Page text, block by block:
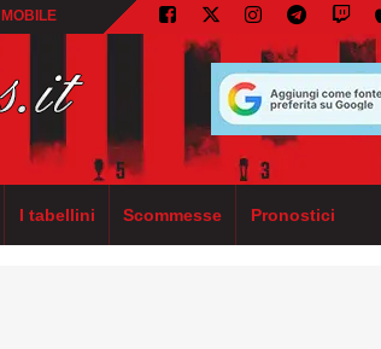
MOBILE
I tabellini Scommesse Pronostici